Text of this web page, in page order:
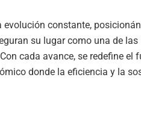
constante,
su lugar como una de las
Con cada avance, se redefine el
donde la eficiencia y la